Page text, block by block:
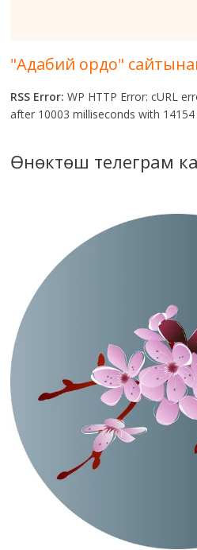
"Адабий ордо"
RSS Error: WP HTTP Error: cURL
after 10003 milliseconds with
Өнөктөш телеграм